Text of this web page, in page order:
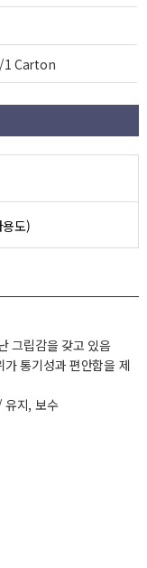
1 Carton
도)
그립감을 갖고 있음
가 통기성과 편안함을 제
유지, 보수